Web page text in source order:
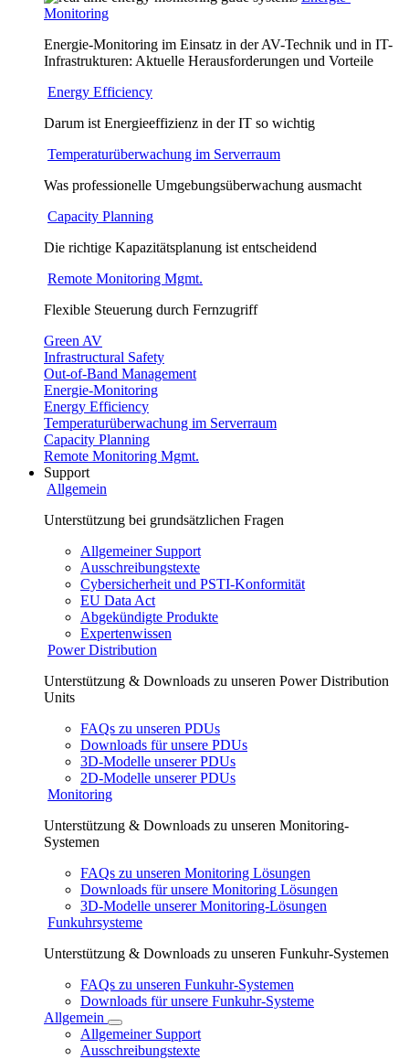
Monitoring
Energie-Monitoring im Einsatz in der AV-Technik und in IT-
Infrastrukturen: Aktuelle Herausforderungen und Vorteile
Energy Efficiency
Darum ist Energieeffizienz in der IT so wichtig
Temperaturüberwachung im Serverraum
Was professionelle Umgebungsüberwachung ausmacht
Capacity Planning
Die richtige Kapazitätsplanung ist entscheidend
Remote Monitoring Mgmt.
Flexible Steuerung durch Fernzugriff
Green AV
Infrastructural Safety
Out-of-Band Management
Energie-Monitoring
Energy Efficiency
Temperaturüberwachung im Serverraum
Capacity Planning
Remote Monitoring Mgmt.
Support
Allgemein
Unterstützung bei grundsätzlichen Fragen
Allgemeiner Support
Ausschreibungstexte
Cybersicherheit und PSTI-Konformität
EU Data Act
Abgekündigte Produkte
Expertenwissen
Power Distribution
Unterstützung & Downloads zu unseren Power Distribution
Units
FAQs zu unseren PDUs
Downloads für unsere PDUs
3D-Modelle unserer PDUs
2D-Modelle unserer PDUs
Monitoring
Unterstützung & Downloads zu unseren Monitoring-
Systemen
FAQs zu unseren Monitoring Lösungen
Downloads für unsere Monitoring Lösungen
3D-Modelle unserer Monitoring-Lösungen
Funkuhrsysteme
Unterstützung & Downloads zu unseren Funkuhr-Systemen
FAQs zu unseren Funkuhr-Systemen
Downloads für unsere Funkuhr-Systeme
Allgemein
Allgemeiner Support
Ausschreibungstexte